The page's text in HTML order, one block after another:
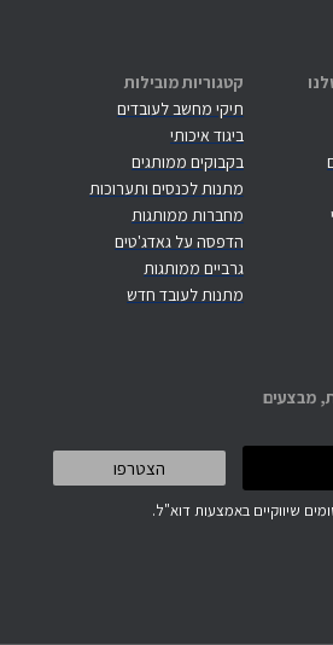
קטגוריות מובילות
תיקי מחשב לעובדים
ביגוד איכותי
בקבוקים ממותגים
מתנות לכנסים ותערוכות
מחברות ממותגות
הדפסה על גאדג'טים
גרביים ממותגות
מתנות לעובד חדש
מבצעים
שיווקיים באמצעות דוא"ל.